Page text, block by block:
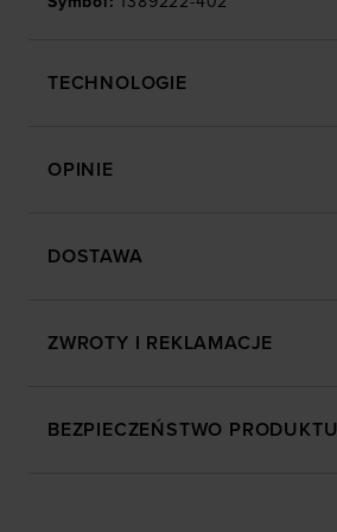
TECHNOLOGIE
OPINIE
DOSTAWA
ZWROTY I REKLAMACJE
BEZPIECZEŃSTWO PRODUKTU